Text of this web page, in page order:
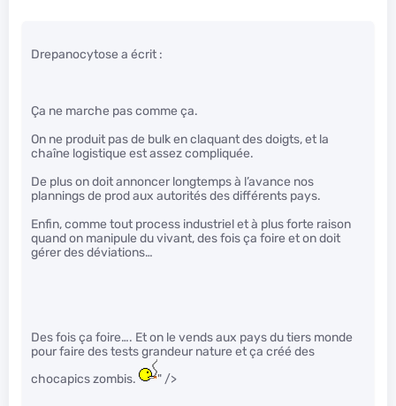
Drepanocytose a écrit :
Ça ne marche pas comme ça.
On ne produit pas de bulk en claquant des doigts, et la
chaîne logistique est assez compliquée.
De plus on doit annoncer longtemps à l’avance nos
plannings de prod aux autorités des différents pays.
Enfin, comme tout process industriel et à plus forte raison
quand on manipule du vivant, des fois ça foire et on doit
gérer des déviations…
Des fois ça foire…. Et on le vends aux pays du tiers monde
pour faire des tests grandeur nature et ça créé des
chocapics zombis.
" />